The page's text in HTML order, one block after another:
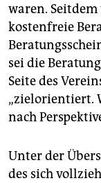
waren.
kostenfreie
sei die
Seite des
„zielorientiert.
nach
Unter der
des sich